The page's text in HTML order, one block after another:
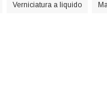
Verniciatura a liquido